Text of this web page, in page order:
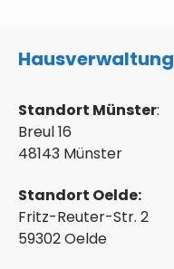
Hausverwaltung
Standort Münster:
Breul 16
48143 Münster
Standort Oelde:
Fritz-Reuter-Str. 2
59302 Oelde